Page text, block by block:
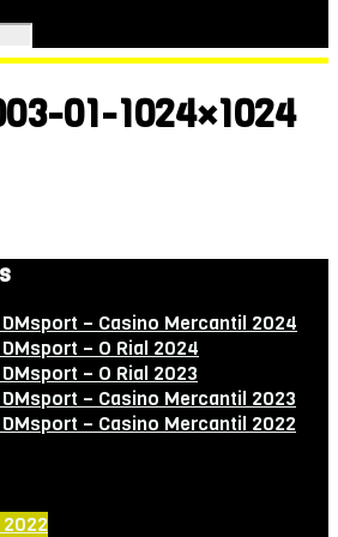
01-1024×1024
– Casino Mercantil 2024
– O Rial 2024
– O Rial 2023
– Casino Mercantil 2023
– Casino Mercantil 2022
2022